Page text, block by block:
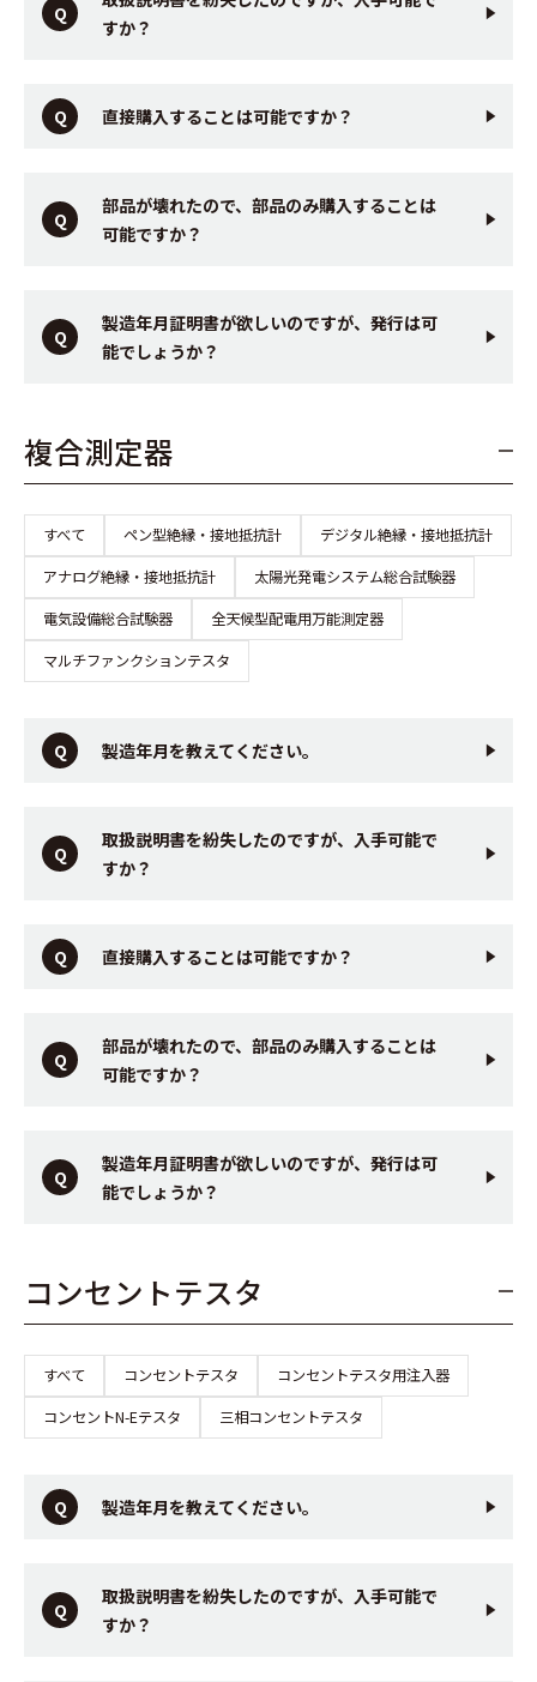
すか？
直接購入することは可能ですか？
部品が壊れたので、部品のみ購入することは
可能ですか？
製造年月証明書が欲しいのですが、発行は可
能でしょうか？
複合測定器
すべて ペン型絶縁・接地抵抗計
デジタル絶縁・接地抵抗計
アナログ絶縁・接地抵抗計
太陽光発電システム総合試験器
電気設備総合試験器
全天候型配電用万能測定器
マルチファンクションテスタ
製造年月を教えてください。
取扱説明書を紛失したのですが、入手可能で
すか？
直接購入することは可能ですか？
部品が壊れたので、部品のみ購入することは
可能ですか？
製造年月証明書が欲しいのですが、発行は可
能でしょうか？
コンセントテスタ
すべて コンセントテスタ
コンセントテスタ用注入器
コンセントN-Eテスタ
三相コンセントテスタ
製造年月を教えてください。
取扱説明書を紛失したのですが、入手可能で
すか？